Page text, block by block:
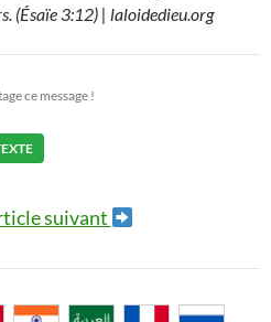
(Ésaïe 3:12) | laloidedieu.org
ce message !
suivant